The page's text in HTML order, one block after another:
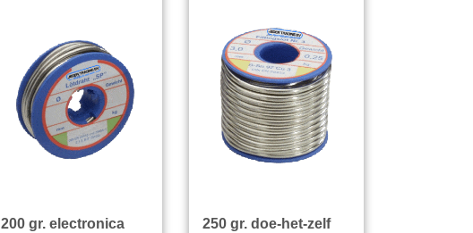
200 gr. electronica
250 gr. doe-het-zelf